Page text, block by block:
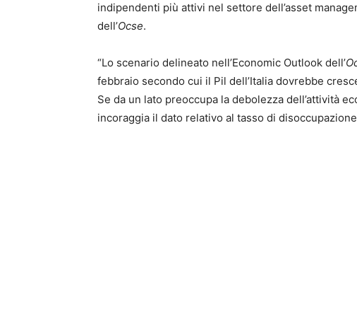
indipendenti più attivi nel settore dell’asset
dell’Ocse.
“Lo scenario delineato nell’Economic Outlook dell’
febbraio secondo cui il Pil dell’Italia dovrebbe
Se da un lato preoccupa la debolezza dell’attività
incoraggia il dato relativo al tasso di